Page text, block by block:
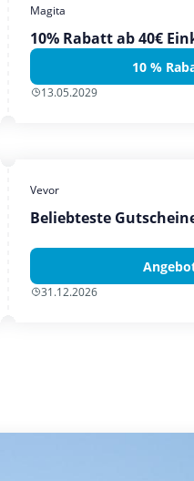
Magita
10% Rabatt ab 40€
10 %
13.05.2029
Vevor
Beliebteste
31.12.2026